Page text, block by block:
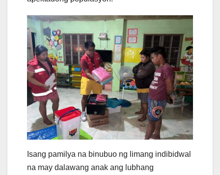
Isang pamilya na binubuo ng limang indibidwal
na may dalawang anak ang lubhang